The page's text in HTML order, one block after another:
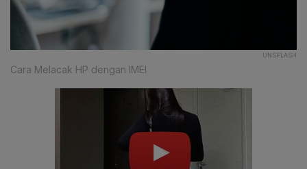
UNSPLASH
Cara Melacak HP dengan IMEI